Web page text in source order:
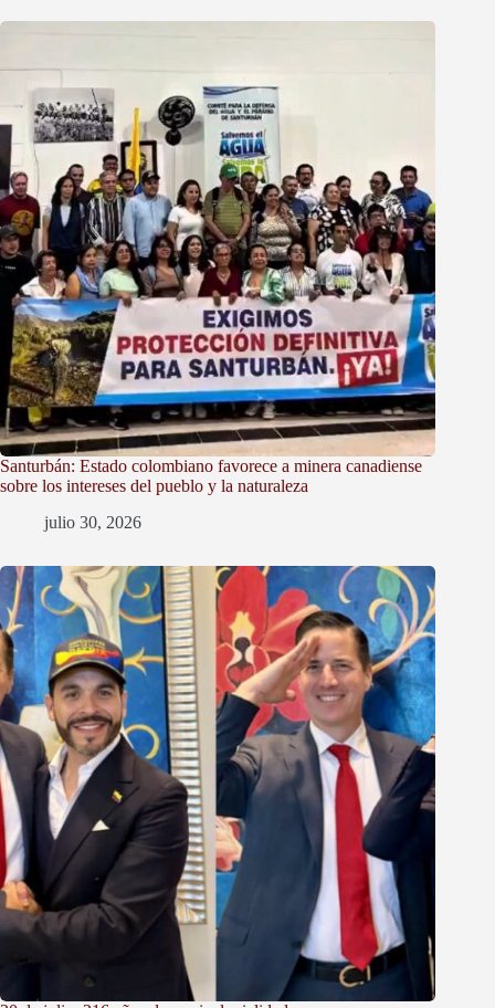
Santurbán: Estado colombiano favorece a minera canadiense
sobre los intereses del pueblo y la naturaleza
julio 30, 2026